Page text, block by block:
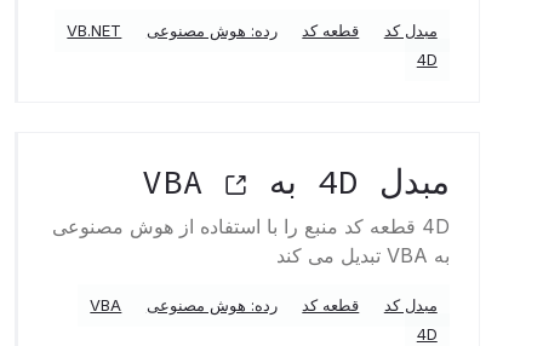
مبدل کد قطعه کد رده: هوش مصنوعی
VB.NET
4D
مبدل 4D به VBA
4D قطعه کد منبع را با استفاده از هوش مصنوعی
به VBA تبدیل می کند
مبدل کد قطعه کد رده: هوش مصنوعی
VBA
4D